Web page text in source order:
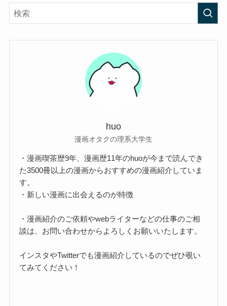
huo
漫画オタクの理系大学生
・漫画喫茶歴9年、漫画歴11年のhuoが今まで読んでき
た3500冊以上の漫画からおすすめの漫画紹介していま
す。
・新しい漫画に出会えるのが特徴
・漫画紹介のご依頼やwebライターなどの仕事のご相
談は、お問い合わせからよろしくお願いいたします。
インスタやTwitterでも漫画紹介しているのでぜひ覗い
てみてください！